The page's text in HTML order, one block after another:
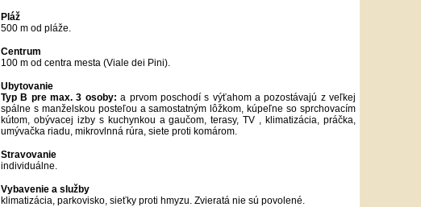
Pláž
500 m od pláže.
Centrum
100 m od centra mesta (Viale dei Pini).
Ubytovanie
Typ B pre max. 3 osoby: a prvom poschodí s výťahom a pozostávajú z veľkej
spálne s manželskou posteľou a samostatným lôžkom, kúpeľne so sprchovacím
kútom, obývacej izby s kuchynkou a gaučom, terasy, TV , klimatizácia, práčka,
umývačka riadu, mikrovlnná rúra, siete proti komárom.
Stravovanie
individuálne.
Vybavenie a služby
klimatizácia, parkovisko, sieťky proti hmyzu. Zvieratá nie sú povolené.